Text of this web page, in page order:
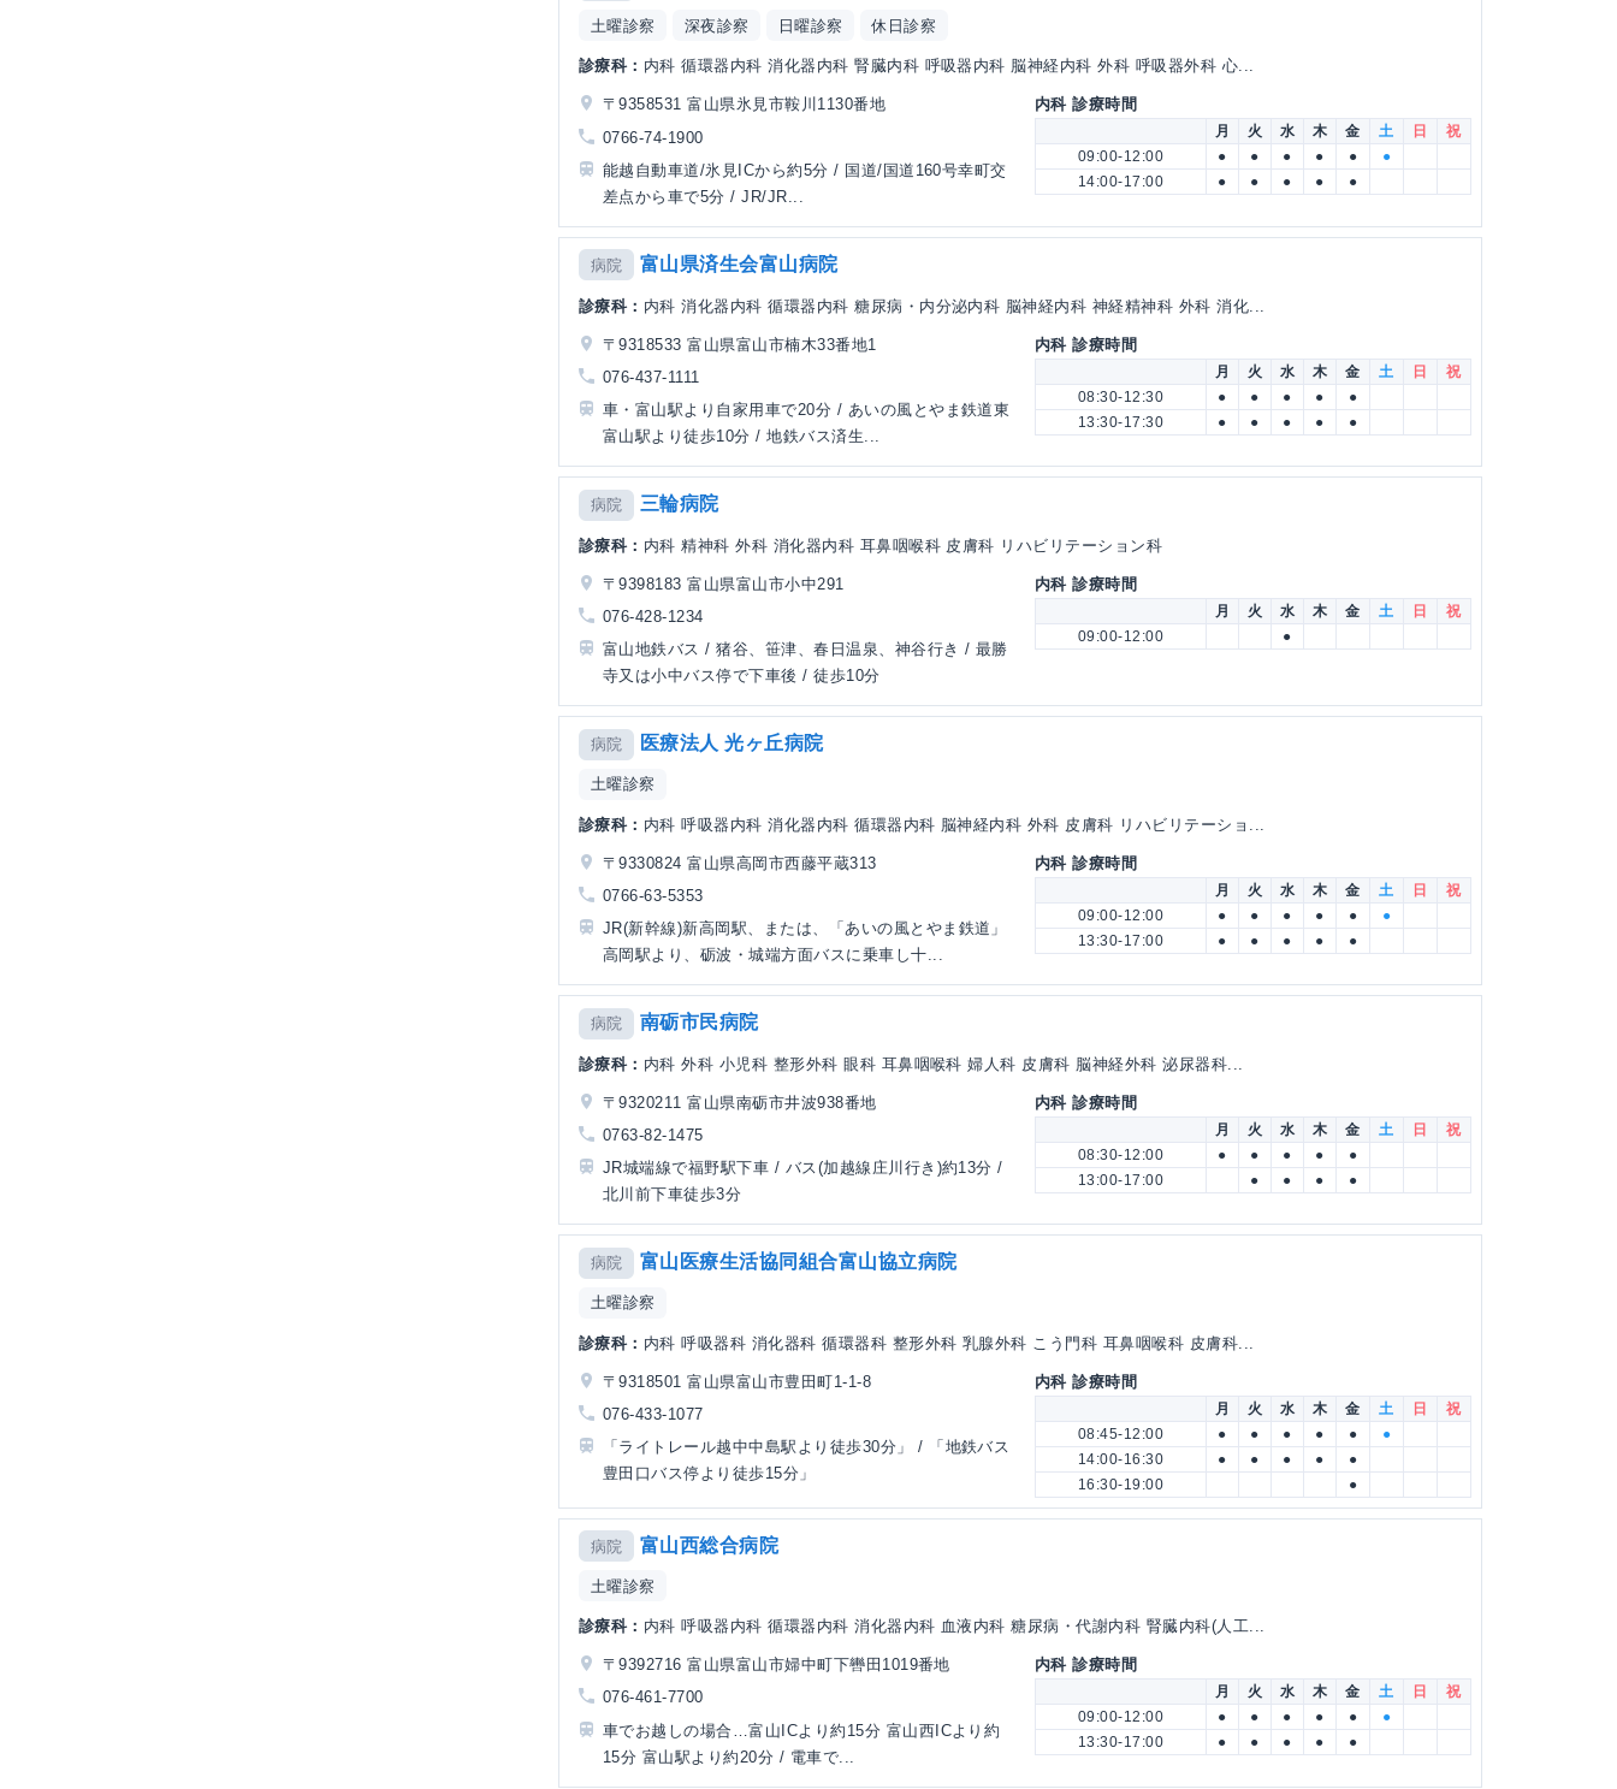
土曜診察 深夜診察 日曜診察 休日診察
診療科： 内科 循環器内科 消化器内科 腎臓内科 呼吸器内科 脳神経内科 外科 呼吸器外科 心...
〒9358531 富山県氷見市鞍川1130番地
0766-74-1900
能越自動車道/氷見ICから約5分 / 国道/国道160号幸町交
差点から車で5分 / JR/JR...
内科 診療時間
月 火 水 木 金 土 日
祝
09:00-12:00
● ● ● ● ●
●
14:00-17:00
● ● ● ● ●
病院 富山県済生会富山病院
診療科： 内科 消化器内科 循環器内科 糖尿病・内分泌内科 脳神経内科 神経精神科 外科 消化...
〒9318533 富山県富山市楠木33番地1
076-437-1111
車・富山駅より自家用車で20分 / あいの風とやま鉄道東
富山駅より徒歩10分 / 地鉄バス済生...
内科 診療時間
月 火 水 木 金 土 日
祝
08:30-12:30
● ● ● ●
●
13:30-17:30
● ● ● ● ●
病院 三輪病院
診療科： 内科 精神科 外科 消化器内科 耳鼻咽喉科 皮膚科 リハビリテーション科
〒9398183 富山県富山市小中291
076-428-1234
富山地鉄バス / 猪谷、笹津、春日温泉、神谷行き / 最勝
寺又は小中バス停で下車後 / 徒歩10分
内科 診療時間
月 火 水 木 金 土 日
祝
09:00-12:00
●
病院 医療法人 光ヶ丘病院
土曜診察
診療科： 内科 呼吸器内科 消化器内科 循環器内科 脳神経内科 外科 皮膚科 リハビリテーショ...
〒9330824 富山県高岡市西藤平蔵313
0766-63-5353
JR(新幹線)新高岡駅、または、「あいの風とやま鉄道」
高岡駅より、砺波・城端方面バスに乗車し十...
内科 診療時間
月 火 水 木 金 土 日
祝
09:00-12:00
● ● ● ● ●
●
13:30-17:00
● ● ● ● ●
病院 南砺市民病院
診療科： 内科 外科 小児科 整形外科 眼科 耳鼻咽喉科 婦人科 皮膚科 脳神経外科 泌尿器科...
〒9320211 富山県南砺市井波938番地
0763-82-1475
JR城端線で福野駅下車 / バス(加越線庄川行き)約13分 /
北川前下車徒歩3分
内科 診療時間
月 火 水 木 金 土 日
祝
08:30-12:00
● ● ● ●
●
13:00-17:00
● ● ● ●
病院 富山医療生活協同組合富山協立病院
土曜診察
診療科： 内科 呼吸器科 消化器科 循環器科 整形外科 乳腺外科 こう門科 耳鼻咽喉科 皮膚科...
〒9318501 富山県富山市豊田町1-1-8
076-433-1077
「ライトレール越中中島駅より徒歩30分」 / 「地鉄バス
豊田口バス停より徒歩15分」
内科 診療時間
月 火 水 木 金 土 日
祝
08:45-12:00
● ● ● ● ●
●
14:00-16:30
● ● ● ●
●
16:30-19:00
●
病院 富山西総合病院
土曜診察
診療科： 内科 呼吸器内科 循環器内科 消化器内科 血液内科 糖尿病・代謝内科 腎臓内科(人工...
〒9392716 富山県富山市婦中町下轡田1019番地
076-461-7700
車でお越しの場合…富山ICより約15分 富山西ICより約
15分 富山駅より約20分 / 電車で...
内科 診療時間
月 火 水 木 金 土 日
祝
09:00-12:00
● ● ● ● ●
●
13:30-17:00
● ● ● ● ●